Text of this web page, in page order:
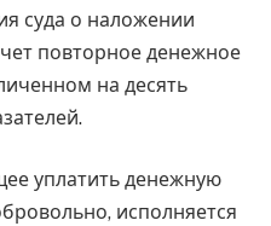
суда о наложении
повторное денежное
на десять
уплатить денежную
исполняется